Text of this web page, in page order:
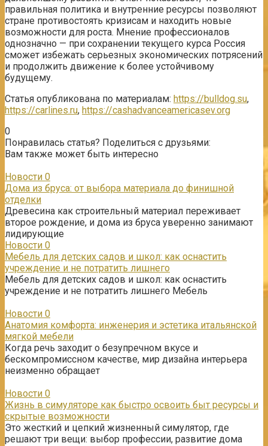
правильная политика и внутренние ресурсы позволяют
стране противостоять кризисам и находить новые
возможности для роста. Мнение профессионалов
однозначно — при сохранении текущего курса Россия
сможет избежать серьезных экономических потрясений
и продолжить движение к более устойчивому
будущему.
Статья опубликована по материалам: https://bulldog.su,
https://carlines.ru, https://cashadvanceamericasev.org
0
Понравилась статья? Поделиться с друзьями:
Вам также может быть интересно
Новости 0
Дома из бруса: от выбора материала до финишной
отделки
Древесина как строительный материал переживает
второе рождение, и дома из бруса уверенно занимают
лидирующие
Новости 0
Мебель для детских садов и школ: как оснастить
учреждение и не потратить лишнего
Мебель для детских садов и школ: как оснастить
учреждение и не потратить лишнего Мебель
Новости 0
Анатомия комфорта: инженерия и эстетика итальянской
мягкой мебели
Когда речь заходит о безупречном вкусе и
бескомпромиссном качестве, мир дизайна интерьера
неизменно обращает
Новости 0
Жизнь в симуляторе как быстро освоить быт ресурсы и
скрытые возможности
Это жесткий и цепкий жизненный симулятор, где
решают три вещи: выбор профессии, развитие дома